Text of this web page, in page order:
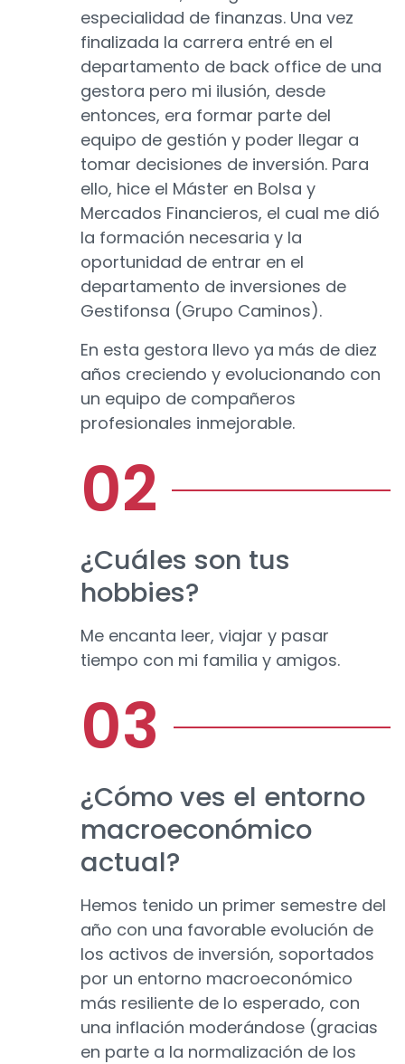
especialidad de finanzas. Una vez
finalizada la carrera entré en el
departamento de back office de una
gestora pero mi ilusión, desde
entonces, era formar parte del
equipo de gestión y poder llegar a
tomar decisiones de inversión. Para
ello, hice el Máster en Bolsa y
Mercados Financieros, el cual me dió
la formación necesaria y la
oportunidad de entrar en el
departamento de inversiones de
Gestifonsa (Grupo Caminos).
En esta gestora llevo ya más de diez
años creciendo y evolucionando con
un equipo de compañeros
profesionales inmejorable.
¿Cuáles son tus
hobbies?
Me encanta leer, viajar y pasar
tiempo con mi familia y amigos.
¿Cómo ves el entorno
macroeconómico
actual?
Hemos tenido un primer semestre del
año con una favorable evolución de
los activos de inversión, soportados
por un entorno macroeconómico
más resiliente de lo esperado, con
una inflación moderándose (gracias
en parte a la normalización de los